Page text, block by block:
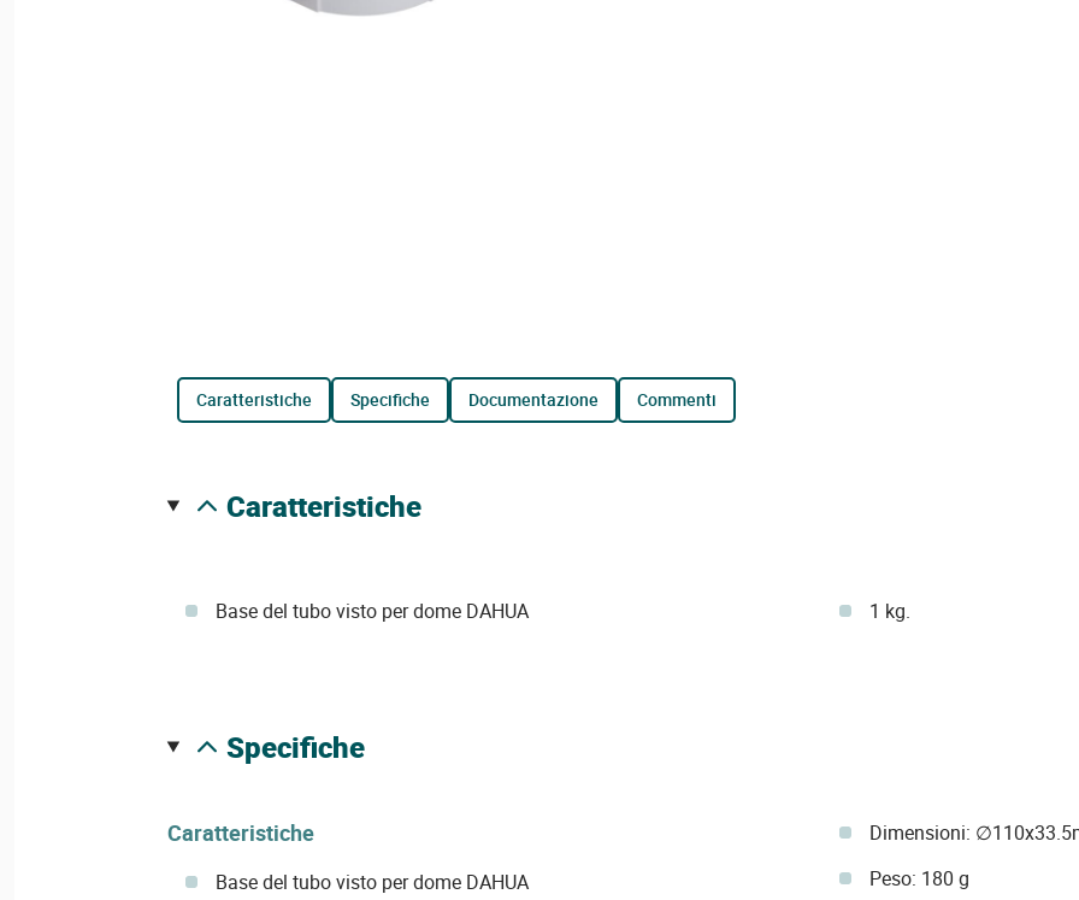
caratteristiche specifiche documentazione commenti
caratteristiche
Base del tubo visto per dome DAHUA 1 kg.
specifiche
Caratteristiche
Base del tubo visto per dome DAHUA
Dimensioni:
Peso: 180 g